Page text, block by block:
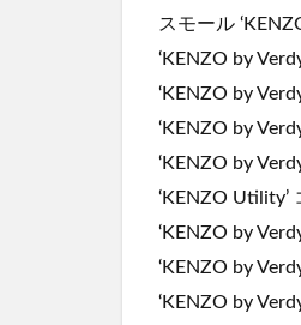
スモール
‘KENZO by
‘KENZO by
‘KENZO by
‘KENZO by
‘KENZO Utility’
‘KENZO by
‘KENZO by
‘KENZO by